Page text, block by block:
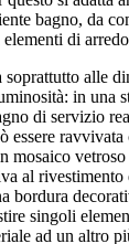
bagno, da
di
alle
in una
di servizio
ravvivata
mosaico
al rivestimento
bordura
singoli
ad un altro